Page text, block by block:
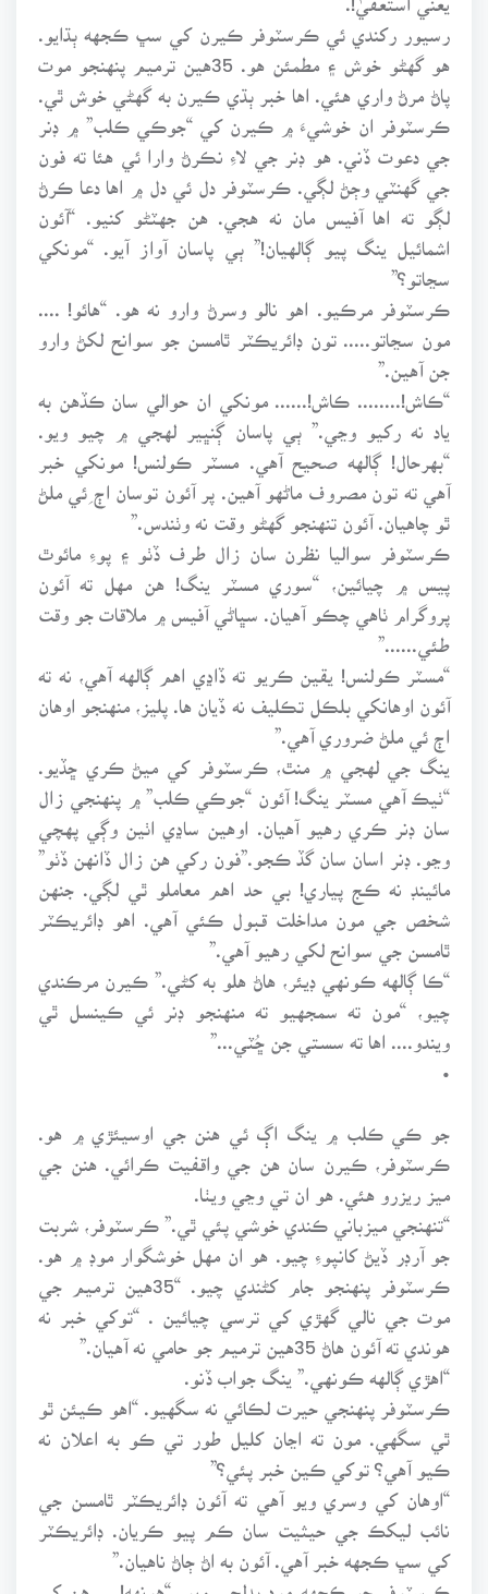
رسيور رکندي ئي ڪرسٽوفر ڪيرن کي سڀ ڪجهه ٻڌايو.
پاڻ مرڻ واري هئي. اها خبر ٻڌي ڪيرن به گهڻي خوش ٿي.
ڪرسٽوفر ان خوشيءَ ۾ ڪيرن کي “جوڪي ڪلب” ۾ ڊنر
جي دعوت ڏني. هو ڊنر جي لاءِ نڪرڻ وارا ئي هئا ته فون
جي گهنٽي وڄڻ لڳي. ڪرسٽوفر دل ئي دل ۾ اها دعا ڪرڻ
لڳو ته اها آفيس مان نه هجي. هن جهٽڻو کنيو. “آئون
اشمائيل ينگ پيو ڳالهيان!” ٻي پاسان آواز آيو. “مونکي
سڃاتو؟”
ڪرسٽوفر مرڪيو. اهو نالو وسرڻ وارو نه هو. “هائو! ....
مون سڃاتو..... تون ڊائريڪٽر ٿامسن جو سوانح لکڻ وارو
جن آهين.”
“ڪاش!........ ڪاش!...... مونکي ان حوالي سان ڪڏهن به
ياد نه رکيو وڃي.” ٻي پاسان ڳنڀير لهجي ۾ چيو ويو.
“بهرحال! ڳالهه صحيح آهي. مسٽر ڪولنس! مونکي خبر
آهي ته تون مصروف ماڻهو آهين. پر آئون توسان اڄ ِئي ملڻ
ٿو چاهيان. آئون تنهنجو گهڻو وقت نه وٺندس.”
ڪرسٽوفر سواليا نظرن سان زال طرف ڏٺو ۽ پوءِ مائوٿ
پيس ۾ چيائين، “سوري مسٽر ينگ! هن مهل ته آئون
پروگرام ٺاهي چڪو آهيان. سڀاڻي آفيس ۾ ملاقات جو وقت
طئي......”
“مسٽر ڪولنس! يقين ڪريو ته ڏاڍي اهم ڳالهه آهي، نه ته
آئون اوهانکي بلڪل تڪليف نه ڏيان ها. پليز، منهنجو اوهان
اڄ ئي ملڻ ضروري آهي.”
ينگ جي لهجي ۾ منٿ، ڪرسٽوفر کي ميڻ ڪري ڇڏيو.
“ٺيڪ آهي مسٽر ينگ! آئون “جوڪي ڪلب” ۾ پنهنجي زال
سان ڊنر ڪري رهيو آهيان. اوهين ساڍي اٺين وڳي پهچي
وڃو. ڊنر اسان سان گڏ ڪجو.”فون رکي هن زال ڏانهن ڏٺو”
مائينڊ نه ڪج پياري! بي حد اهم معاملو ٿي لڳي. جنهن
شخص جي مون مداخلت قبول ڪئي آهي. اهو ڊائريڪٽر
ٿامسن جي سوانح لکي رهيو آهي.”
“ڪا ڳالهه ڪونهي ڊيئر، هاڻ هلو به کڻي.” ڪيرن مرڪندي
چيو، “مون ته سمجهيو ته منهنجو ڊنر ئي ڪينسل ٿي
ويندو.... اها ته سستي جن ڇُٽي...”
جو ڪي ڪلب ۾ ينگ اڳ ئي هنن جي اوسيئڙي ۾ هو.
ڪرسٽوفر، ڪيرن سان هن جي واقفيت ڪرائي. هنن جي
ميز ريزرو هئي. هو ان تي وڃي ويٺا.
“تنهنجي ميزباني ڪندي خوشي پئي ٿي.” ڪرسٽوفر، شربت
جو آرڊر ڏيڻ کانپوءِ چيو. هو ان مهل خوشگوار موڊ ۾ هو.
موت جي نالي گهڙي کي ترسي چيائين . “توکي خبر نه
هوندي ته آئون هاڻ 35هين ترميم جو حامي نه آهيان.”
“اهڙي ڳالهه ڪونهي.” ينگ جواب ڏنو.
ڪرسٽوفر پنهنجي حيرت لڪائي نه سگهيو. “اهو ڪيئن ٿو
ٿي سگهي. مون ته اڃان کليل طور تي ڪو به اعلان نه
ڪيو آهي؟ توکي ڪين خبر پئي؟”
“اوهان کي وسري ويو آهي ته آئون ڊائريڪٽر ٿامسن جي
نائب ليکڪ جي حيثيت سان ڪم پيو ڪريان. ڊائريڪٽر
کي سڀ ڪجهه خبر آهي. آئون به اڻ ڄاڻ ناهيان.”
ڪرسٽوفر جو ڪجهه موڊ بدلجي ويو. “هونهه!.... هن کي